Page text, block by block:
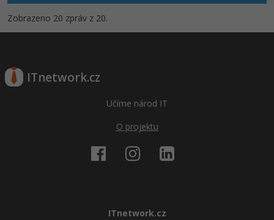
Zobrazeno 20 zpráv z 20.
ITnetwork.cz
Učíme národ IT
O projektu
ITnetwork.cz